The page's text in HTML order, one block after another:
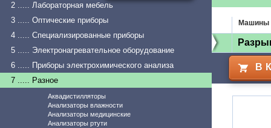
2 ..... Лабораторная мебель
3 ..... Оптические приборы
4 ..... Специализированные приборы
5 ..... Электронагревательное оборудование
6 ..... Приборы электрохимического анализа
7 ..... Разное
Аквадистилляторы
Анализаторы влажности
Анализаторы медицинские
Анализаторы ртути
Машины
В